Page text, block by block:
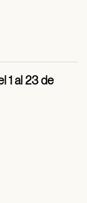
1 al 23 de